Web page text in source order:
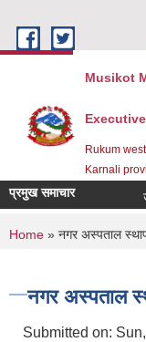
Musikot
Rukum west
Karnali
प्रमुख समाचार
You are
Home » नगर अस्पताल
नगर अस्पताल
Submitted on: